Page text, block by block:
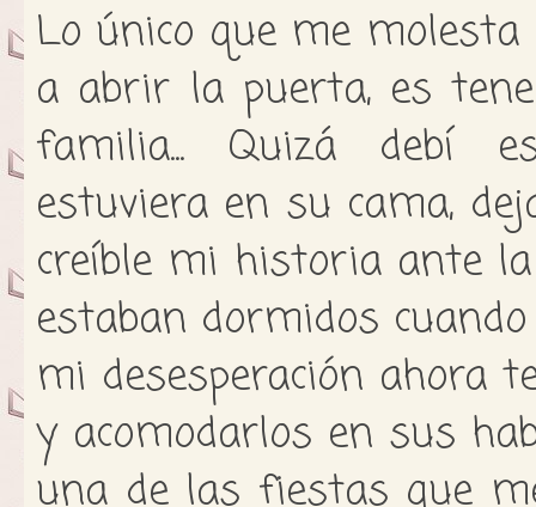
Lo único que me
a abrir la puerta, es
familia... Quizá debí
estuviera en su cama,
creíble mi historia ante
estaban dormidos
mi desesperación ahora
y acomodarlos en sus
una de las fiestas que